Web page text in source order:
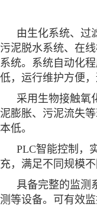
由生化系统、过
污泥脱水系统、在
系统。系统自动化
低，运行维护方便
采用生物接触氧
泥膨胀、污泥流失
本低。
PLC智能控制，
充，满足不同规模不
具备完整的监测
测等设备。可有效